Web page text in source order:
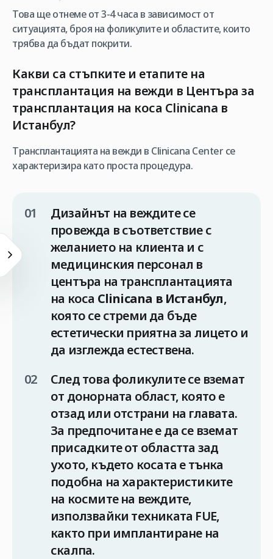
Това ще отнеме от 3-4 часа в зависимост от
ситуацията, броя на фоликулите и областите, които
трябва да бъдат покрити.
Какви са стъпките и етапите на
трансплантация на вежди в Центъра за
трансплантация на коса Clinicana в
Истанбул?
Трансплантацията на вежди в Clinicana Center се
характеризира като проста процедура.
Дизайнът на веждите се
провежда в съответствие с
желанието на клиента и с
медицинския персонал в
центъра на трансплантацията
на коса Clinicana в Истанбул,
която се стреми да бъде
естетически приятна за лицето и
да изглежда естествена.
След това фоликулите се вземат
от донорната област, която е
отзад или отстрани на главата.
За предпочитане е да се вземат
присадките от областта зад
ухото, където косата е тънка
подобна на характеристиките
на космите на веждите,
използвайки техниката FUE,
както при имплантиране на
скалпа.